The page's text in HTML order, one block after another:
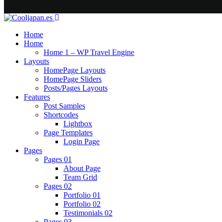
Home
Home
Home 1 – WP Travel Engine
Layouts
HomePage Layouts
HomePage Sliders
Posts/Pages Layouts
Features
Post Samples
Shortcodes
Lightbox
Page Templates
Login Page
Pages
Pages 01
About Page
Team Grid
Pages 02
Portfolio 01
Portfolio 02
Testimonials 02